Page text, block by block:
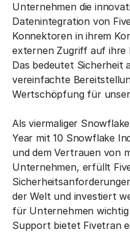
Unternehmen die
Datenintegration von
Konnektoren in ihrem
externen Zugriff auf ihre
Das bedeutet Sicherheit
vereinfachte
Wertschöpfung für
Als viermaliger
Year mit 10 Snowflake
und dem Vertrauen von
Unternehmen, erfüllt
der Welt und investiert
für Unternehmen wichtig
Support bietet Fivetran